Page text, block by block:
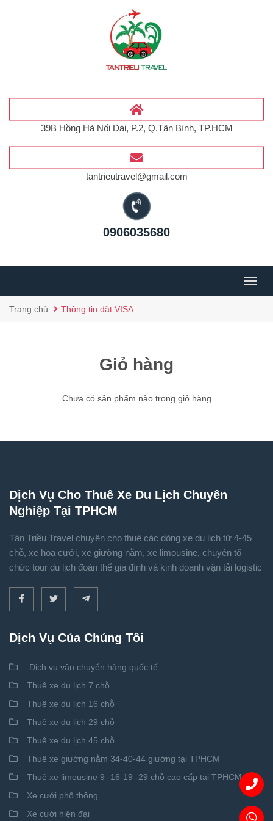
39B Hồng Hà Nối Dài, P.2, Q.Tân Bình, TP.HCM
tantrieutravel@gmail.com
0906035680
Menu
Trang chủ Thông tin đặt VISA
Giỏ hàng
Chưa có sản phẩm nào trong giỏ hàng
Dịch Vụ Cho Thuê Xe Du Lịch Chuyên
Nghiệp Tại TPHCM
Tân Triều Travel chuyên cho thuê các dòng xe du lịch từ 4-45
chỗ, xe hoa cưới, xe giường nằm, xe limousine, chuyên tổ
chức tour du lịch đoàn thể gia đình và kinh doanh vận tải logistic
Dịch Vụ Của Chúng Tôi
Dịch vụ vận chuyển hàng quốc tế
Thuê xe du lịch 7 chỗ
Thuê xe du lịch 16 chỗ
Thuê xe du lịch 29 chỗ
Thuê xe du lịch 45 chỗ
Thuê xe giường nằm 34-40-44 giường tại TPHCM
Thuê xe limousine 9 -16-19 -29 chỗ cao cấp tại TPHCM
Xe cưới phổ thông
Xe cưới hiện đại